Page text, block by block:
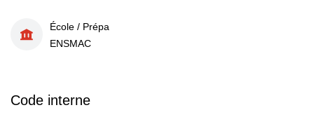
École / Prépa
ENSMAC
Code interne